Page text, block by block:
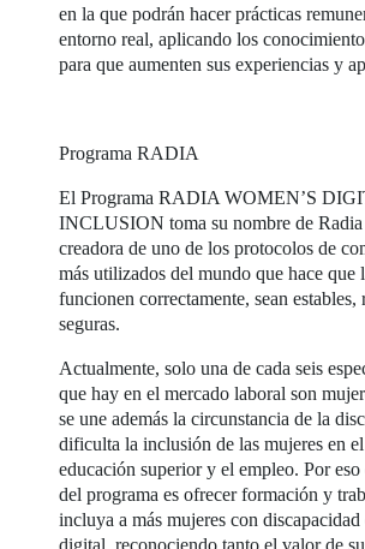
en la que podrán hacer prácticas
entorno real, aplicando los
para que aumenten sus experiencias y
Programa RADIA
El Programa RADIA WOMEN’S
INCLUSION toma su nombre de Radia
creadora de uno de los protocolos de
más utilizados del mundo que hace que
funcionen correctamente, sean estables,
seguras.
Actualmente, solo una de cada seis
que hay en el mercado laboral son
se une además la circunstancia de la
dificulta la inclusión de las mujeres en
educación superior y el empleo. Por
del programa es ofrecer formación y
incluya a más mujeres con discapacidad
digital, reconociendo tanto el valor de